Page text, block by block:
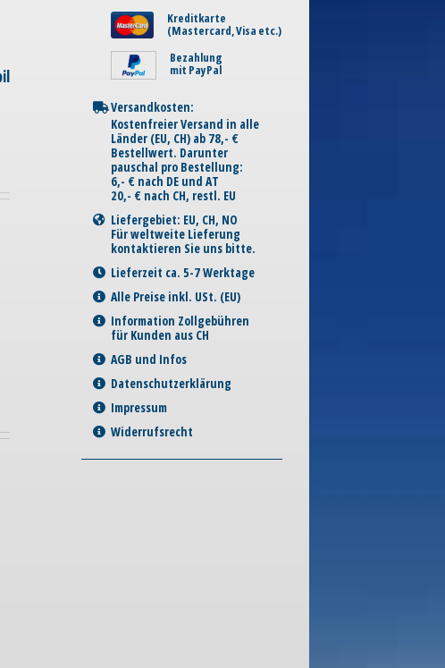
Kreditkarte
(Mastercard, Visa etc.)
Bezahlung
mit PayPal
Versandkosten:
Kostenfreier Versand in alle
Länder (EU, CH) ab 78,- €
Bestellwert. Darunter
pauschal pro Bestellung:
6,- € nach DE und AT
20,- € nach CH, restl. EU
Liefergebiet: EU, CH, NO
Für weltweite Lieferung
kontaktieren Sie uns bitte.
Lieferzeit ca. 5-7 Werktage
Alle Preise inkl. USt. (EU)
Information Zollgebühren
für Kunden aus CH
AGB und Infos
Datenschutzerklärung
Impressum
Widerrufsrecht